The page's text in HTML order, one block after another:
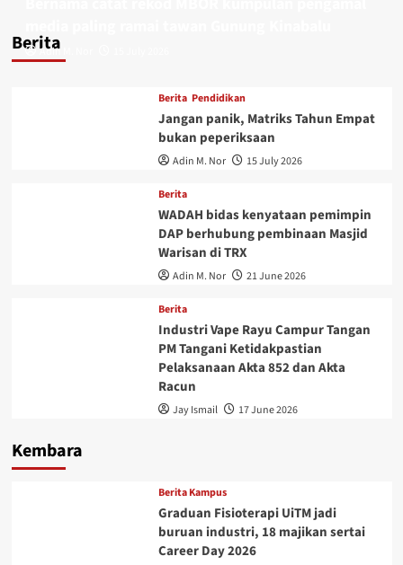
BeritaAdin M. Nor
Berita Pendidikan
Jangan panik, Matriks Tahun Empat
bukan peperiksaan
Adin M. Nor 15 July 2026
Berita
WADAH bidas kenyataan pemimpin
DAP berhubung pembinaan Masjid
Warisan di TRX
Adin M. Nor 21 June 2026
Berita
Industri Vape Rayu Campur Tangan
PM Tangani Ketidakpastian
Pelaksanaan Akta 852 dan Akta
Racun
Jay Ismail 17 June 2026
Kembara
Berita Kampus
Graduan Fisioterapi UiTM jadi
buruan industri, 18 majikan sertai
Career Day 2026